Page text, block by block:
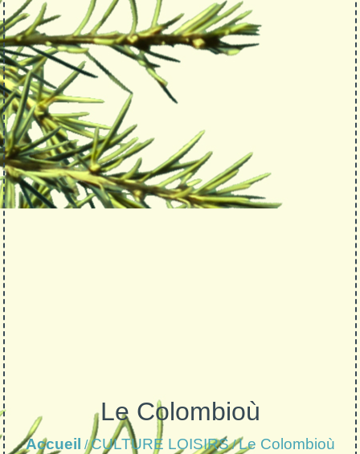
Le Colombioù
Accueil /CULTURE LOISIRS/Le Colombioù